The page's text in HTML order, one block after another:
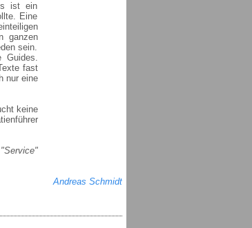
ist ein
Eine
ganzen
sein.
Guides.
fast
nur eine
keine
Andreas Schmidt